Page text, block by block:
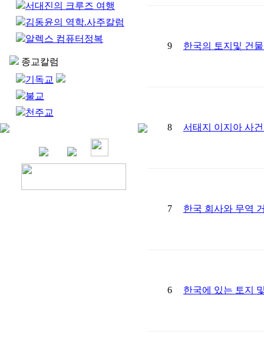
서대진의 크루즈 여행
김동윤의 역학.사주칼럼
알렉스 컴퓨터정복
종교칼럼
기독교
불교
천주교
9 한국의 토지및 건
8 서태지 이지아 사
7 한국 회사와 무역
6 한국에 있는 토지